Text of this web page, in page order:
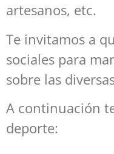
artesanos, etc.
Te invitamos a
sociales para
sobre las
A continuación
deporte: